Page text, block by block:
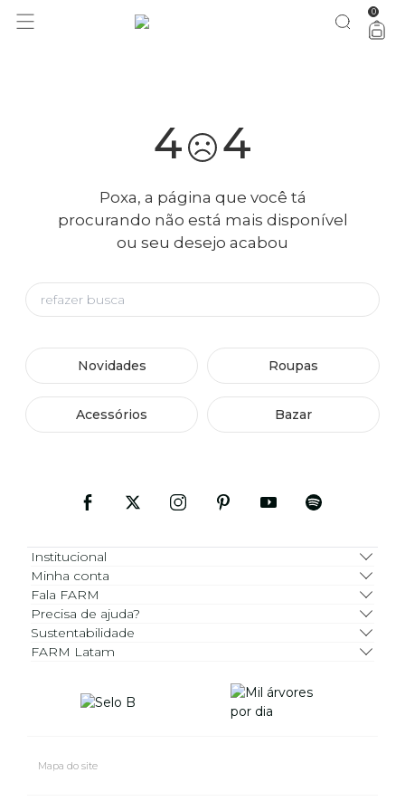
você merece 30% OFF pra comemorar com a gente aproveita! 0
4 4
Poxa, a página que você tá
procurando não está mais disponível
ou seu desejo acabou
Novidades Roupas
Acessórios Bazar
Institucional
Minha conta
Fala FARM
Precisa de ajuda?
Sustentabilidade
FARM Latam
Mapa do site